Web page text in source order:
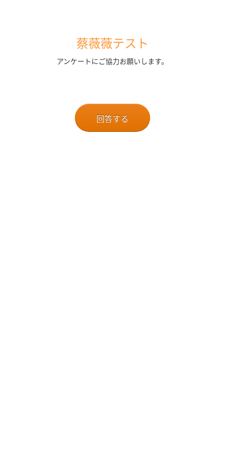
蔡薇薇テスト
アンケートにご協力お願いします。
回答する